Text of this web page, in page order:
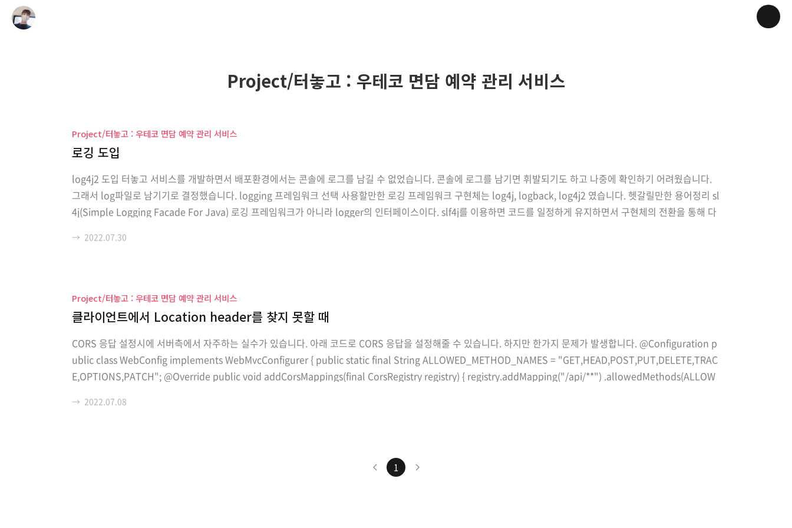
Project/터놓고 : 우테코 면담 예약 관리 서비스
Project/터놓고 : 우테코 면담 예약 관리 서비스
로깅 도입
log4j2 도입 터놓고 서비스를 개발하면서 배포환경에서는 콘솔에 로그를 남길 수 없었습니다. 콘솔에 로그를 남기면 휘발되기도 하고 나중에 확인하기 어려웠습니다.
그래서 log파일로 남기기로 결정했습니다. logging 프레임워크 선택 사용할만한 로깅 프레임워크 구현체는 log4j, logback, log4j2 였습니다. 헷갈릴만한 용어정리 sl
4j(Simple Logging Facade For Java) 로깅 프레임워크가 아니라 logger의 인터페이스이다. slf4j를 이용하면 코드를 일정하게 유지하면서 구현체의 전환을 통해 다
→ 2022.07.30
Project/터놓고 : 우테코 면담 예약 관리 서비스
클라이언트에서 Location header를 찾지 못할 때
CORS 응답 설정시에 서버측에서 자주하는 실수가 있습니다. 아래 코드로 CORS 응답을 설정해줄 수 있습니다. 하지만 한가지 문제가 발생합니다. @Configuration p
ublic class WebConfig implements WebMvcConfigurer { public static final String ALLOWED_METHOD_NAMES = "GET,HEAD,POST,PUT,DELETE,TRAC
E,OPTIONS,PATCH"; @Override public void addCorsMappings(final CorsRegistry registry) { registry.addMapping("/api/**") .allowedMethods(ALLOW
→ 2022.07.08
1